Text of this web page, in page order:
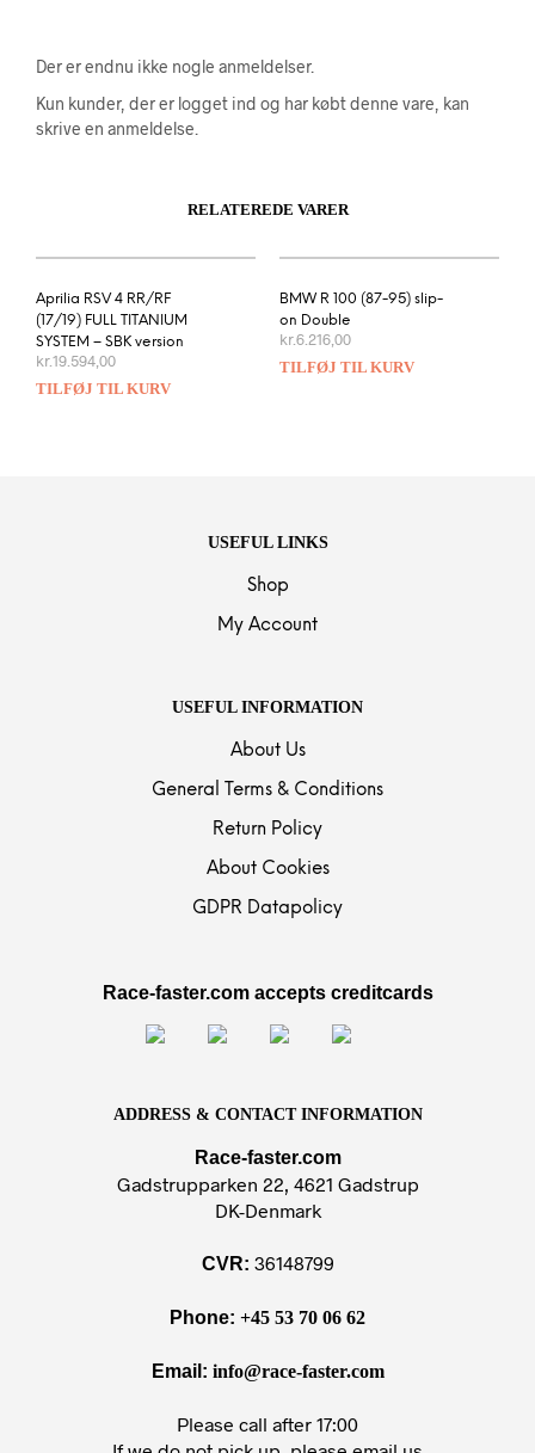
Der er endnu ikke nogle anmeldelser.
Kun kunder, der er logget ind og har købt denne vare, kan
skrive en anmeldelse.
RELATEREDE VARER
Aprilia RSV 4 RR/RF
(17/19) FULL TITANIUM
SYSTEM – SBK version
kr.19.594,00
TILFØJ TIL KURV
BMW R 100 (87-95) slip-
on Double
kr.6.216,00
TILFØJ TIL KURV
USEFUL LINKS
Shop
My Account
USEFUL INFORMATION
About Us
General Terms & Conditions
Return Policy
About Cookies
GDPR Datapolicy
Race-faster.com accepts creditcards
ADDRESS & CONTACT INFORMATION
Race-faster.com
Gadstrupparken 22, 4621 Gadstrup
DK-Denmark
CVR: 36148799
Phone: +45 53 70 06 62
Email: info@race-faster.com
Please call after 17:00